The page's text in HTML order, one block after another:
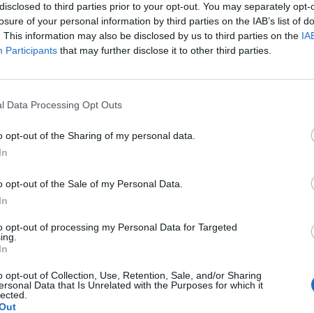
to third parties prior to your opt-out. You may separately opt-
of your personal information by third parties on the IAB’s list of
This information may also be disclosed by us to third parties on the
Participants that may further disclose it to other third parties.
Data Processing Opt Outs
opt-out of the Sharing of my personal data.
opt-out of the Sale of my Personal Data.
opt-out of processing my Personal Data for Targeted
opt-out of Collection, Use, Retention, Sale, and/or Sharing
Data that Is Unrelated with the Purposes for which it
–
hypex